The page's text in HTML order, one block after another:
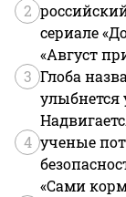
2
сериале
3
«Август
Глоба
улыбнется
4 ученые
«Сами